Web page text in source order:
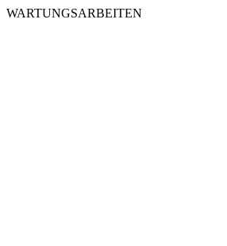
WARTUNGSARBEITEN